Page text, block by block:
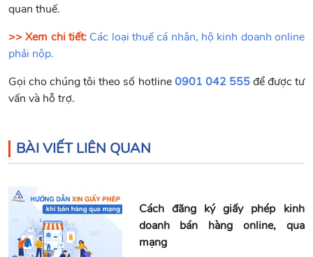
quan thuế.
>> Xem chi tiết: Các loại thuế cá nhân, hộ kinh doanh online
phải nộp.
Gọi cho chúng tôi theo số hotline 0901 042 555để được tư
vấn và hỗ trợ.
BÀI VIẾT LIÊN QUAN
Cách đăng ký giấy phép kinh
doanh bán hàng online, qua
mạng